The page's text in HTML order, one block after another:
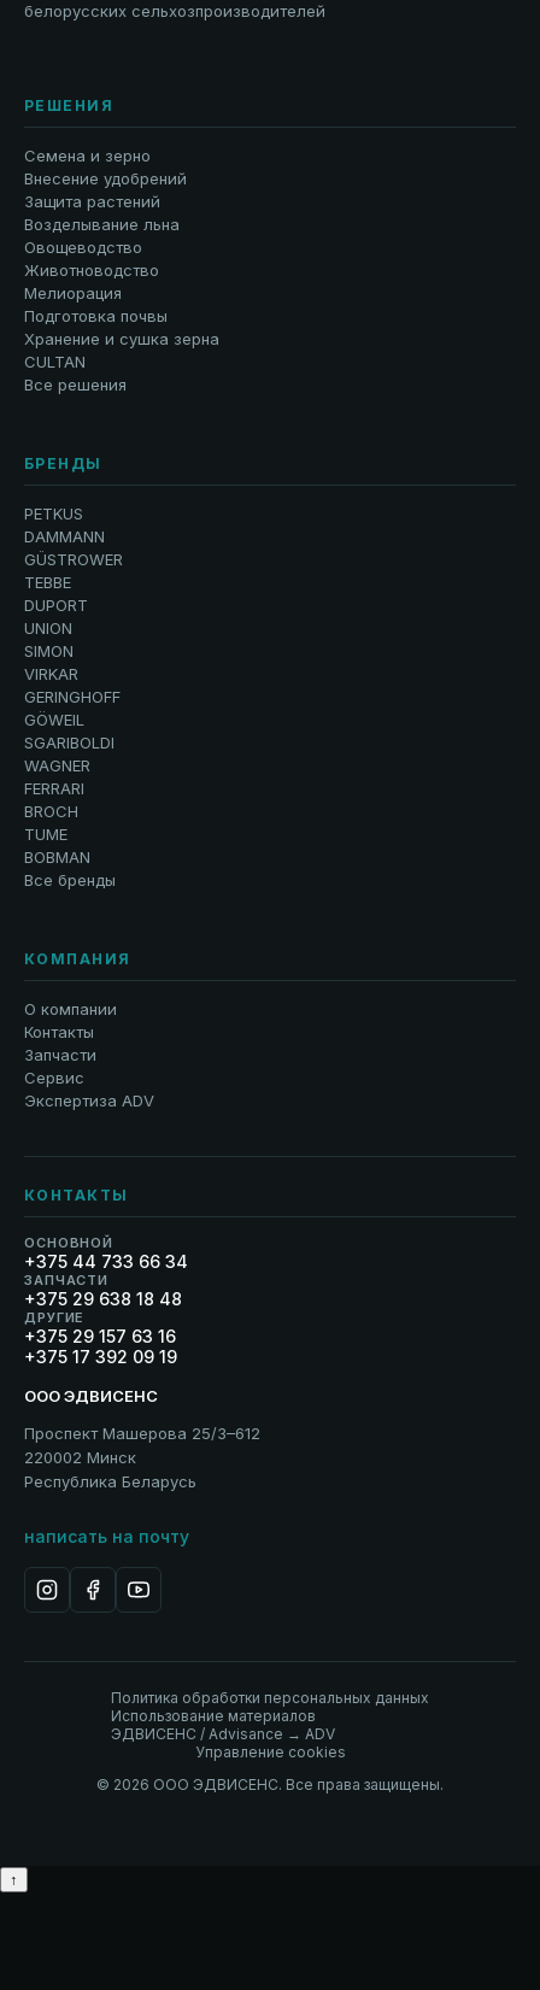
белорусских сельхозпроизводителей
РЕШЕНИЯ
Семена и зерно
Внесение удобрений
Защита растений
Возделывание льна
Овощеводство
Животноводство
Мелиорация
Подготовка почвы
Хранение и сушка зерна
CULTAN
Все решения
БРЕНДЫ
PETKUS
DAMMANN
GÜSTROWER
TEBBE
DUPORT
UNION
SIMON
VIRKAR
GERINGHOFF
GÖWEIL
SGARIBOLDI
WAGNER
FERRARI
BROCH
TUME
BOBMAN
Все бренды
КОМПАНИЯ
О компании
Контакты
Запчасти
Сервис
Экспертиза ADV
КОНТАКТЫ
ОСНОВНОЙ
+375 44 733 66 34
ЗАПЧАСТИ
+375 29 638 18 48
ДРУГИЕ
+375 29 157 63 16
+375 17 392 09 19
ООО ЭДВИСЕНС
Проспект Машерова 25/3–612
220002 Минск
Республика Беларусь
написать на почту
Политика обработки персональных данных
Использование материалов
ЭДВИСЕНС / Advisance → ADV
Управление cookies
© 2026 ООО ЭДВИСЕНС. Все права защищены.
↑